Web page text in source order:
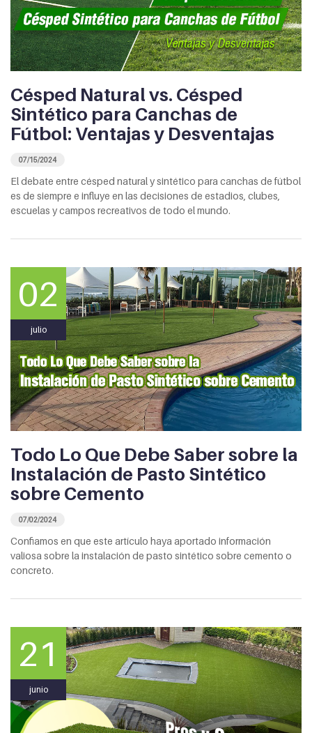
Césped Natural vs. Césped
Sintético para Canchas de
Fútbol: Ventajas y Desventajas
07/15/2024
El debate entre césped natural y sintético para canchas de fútbol
es de siempre e influye en las decisiones de estadios, clubes,
escuelas y campos recreativos de todo el mundo.
02
julio
Todo Lo Que Debe Saber sobre la
Instalación de Pasto Sintético
sobre Cemento
07/02/2024
Confiamos en que este artículo haya aportado información
valiosa sobre la instalación de pasto sintético sobre cemento o
concreto.
21
junio